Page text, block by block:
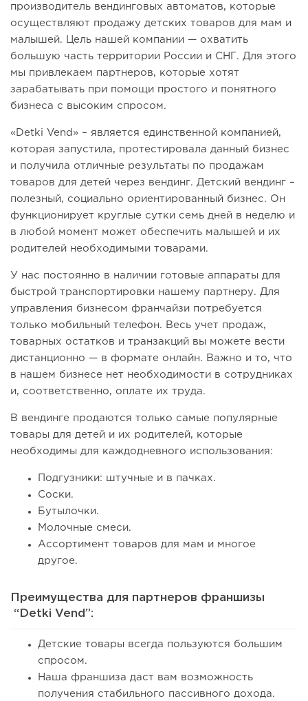
производитель вендинговых автоматов, которые
осуществляют продажу детских товаров для мам и
малышей. Цель нашей компании — охватить
большую часть территории России и СНГ. Для этого
мы привлекаем партнеров, которые хотят
зарабатывать при помощи простого и понятного
бизнеса с высоким спросом.
«Detki Vend» – является единственной компанией,
которая запустила, протестировала данный бизнес
и получила отличные результаты по продажам
товаров для детей через вендинг. Детский вендинг –
полезный, социально ориентированный бизнес. Он
функционирует круглые сутки семь дней в неделю и
в любой момент может обеспечить малышей и их
родителей необходимыми товарами.
У нас постоянно в наличии готовые аппараты для
быстрой транспортировки нашему партнеру. Для
управления бизнесом франчайзи потребуется
только мобильный телефон. Весь учет продаж,
товарных остатков и транзакций вы можете вести
дистанционно — в формате онлайн. Важно и то, что
в нашем бизнесе нет необходимости в сотрудниках
и, соответственно, оплате их труда.
В вендинге продаются только самые популярные
товары для детей и их родителей, которые
необходимы для каждодневного использования:
Подгузники: штучные и в пачках.
Соски.
Бутылочки.
Молочные смеси.
Ассортимент товаров для мам и многое
другое.
Преимущества для партнеров франшизы
“Detki Vend”:
Детские товары всегда пользуются большим
спросом.
Наша франшиза даст вам возможность
получения стабильного пассивного дохода.